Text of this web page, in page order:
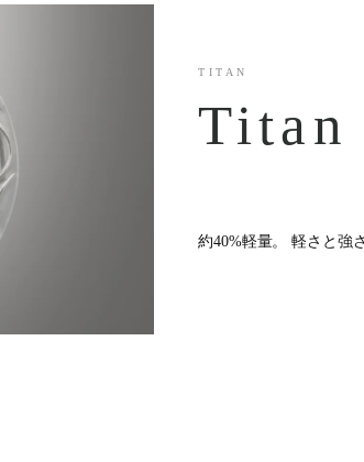
TITAN
Titan
約40%軽量。 軽さと強